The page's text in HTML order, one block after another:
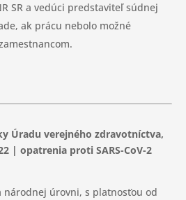
SR a vedúci predstaviteľ súdnej
ak prácu nebolo možné
Úradu verejného zdravotníctva,
| opatrenia proti SARS-CoV-2
národnej úrovni, s platnosťou od